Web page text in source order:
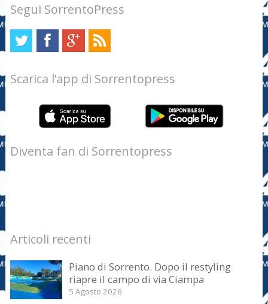
Segui SorrentoPress
Scarica l’app di Sorrentopress
Diventa fan di Sorrentopress
Articoli recenti
Piano di Sorrento. Dopo il restyling
riapre il campo di via Ciampa
5 Agosto 2026